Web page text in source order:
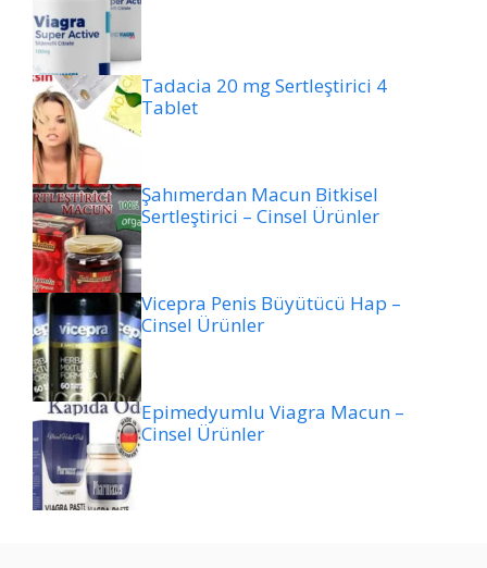
Tadacia 20 mg Sertleştirici 4
Tablet
Şahımerdan Macun Bitkisel
Sertleştirici – Cinsel Ürünler
Vicepra Penis Büyütücü Hap –
Cinsel Ürünler
Epimedyumlu Viagra Macun –
Cinsel Ürünler